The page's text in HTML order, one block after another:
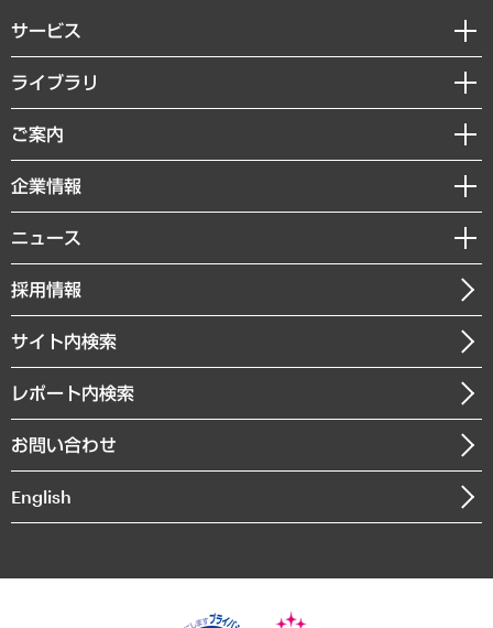
サービス
経営戦略
組織・人事戦略
デジタルイノベーション
共生・ダイバーシティ
GRC（ガバナンス・リスク・コンプライアンス）・防災（政策）
経済・産業・雇用・労働
まちづくり・観光・交通・スポーツ・スマートシティ
自然資源・農林水産業・食料システム
ライブラリ
経済調査
レポート
コラム
経営用語集
受託・受注実績（官公庁関連）
メディア掲載・出演
ご案内
セミナー・イベント情報
MUFGビジネスセミナー
受託案件情報
企業情報
私たちの想い
社長メッセージ
会社概要
沿革
組織図・本部部室紹介
インドネシア現地法人
個人情報保護方針
ニュース
ニュースリリース
お知らせ
採用情報
サイト内検索
レポート内検索
お問い合わせ
English